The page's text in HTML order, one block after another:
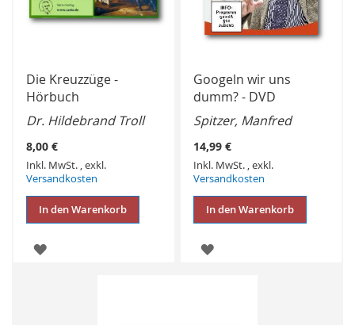
Die Kreuzzüge -
Hörbuch
Dr. Hildebrand Troll
8,00 €
Inkl. MwSt. ,exkl.
Versandkosten
In den Warenkorb
ZUR
Googeln wir uns
dumm? - DVD
Spitzer, Manfred
14,99 €
Inkl. MwSt. ,exkl.
Versandkosten
In den Warenkorb
ZUR